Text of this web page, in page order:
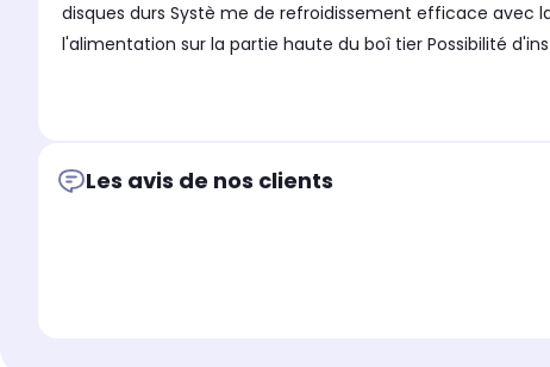
disques durs Systè me de refroidissement efficace avec
l'alimentation sur la partie haute du boî tier Possibilité
Les avis de nos clients